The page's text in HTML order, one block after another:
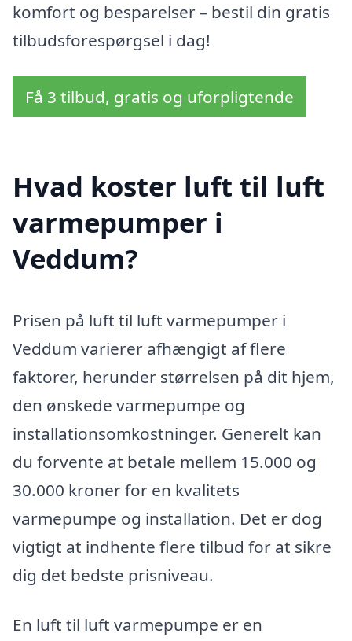
komfort og besparelser – bestil din gratis
tilbudsforespørgsel i dag!
Få 3 tilbud, gratis og uforpligtende
Hvad koster luft til luft
varmepumper i
Veddum?
Prisen på luft til luft varmepumper i
Veddum varierer afhængigt af flere
faktorer, herunder størrelsen på dit hjem,
den ønskede varmepumpe og
installationsomkostninger. Generelt kan
du forvente at betale mellem 15.000 og
30.000 kroner for en kvalitets
varmepumpe og installation. Det er dog
vigtigt at indhente flere tilbud for at sikre
dig det bedste prisniveau.
En luft til luft varmepumpe er en